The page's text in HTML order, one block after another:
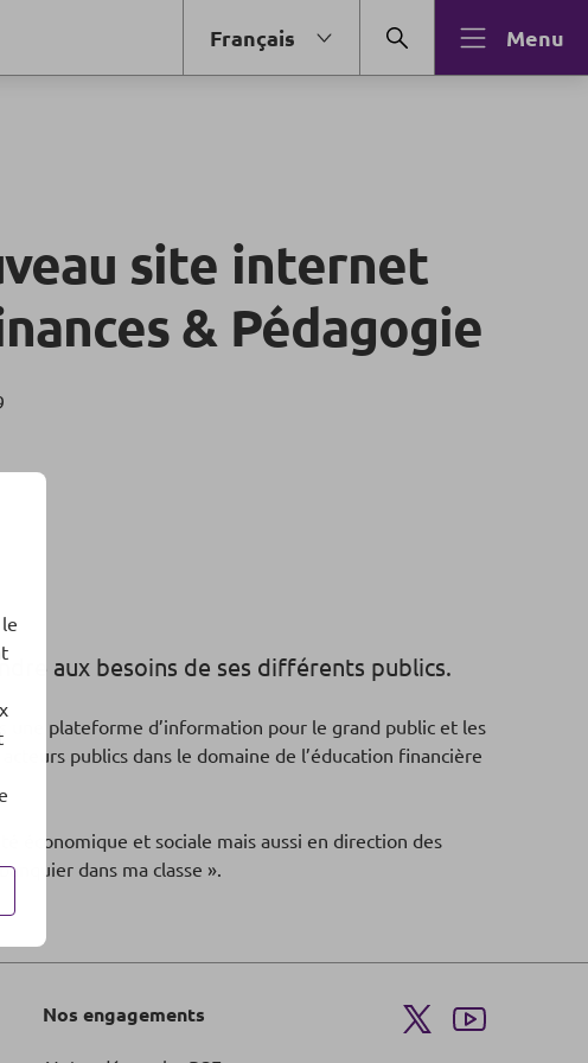
Français Menu
site internet
& Pédagogie
aux besoins de ses différents publics.
une plateforme d’information pour le grand public et les
publics dans le domaine de l’éducation financière
économique et sociale mais aussi en direction des
dans ma classe ».
Nos engagements